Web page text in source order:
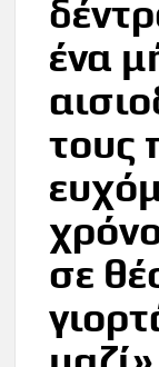
ένα
τους
σε